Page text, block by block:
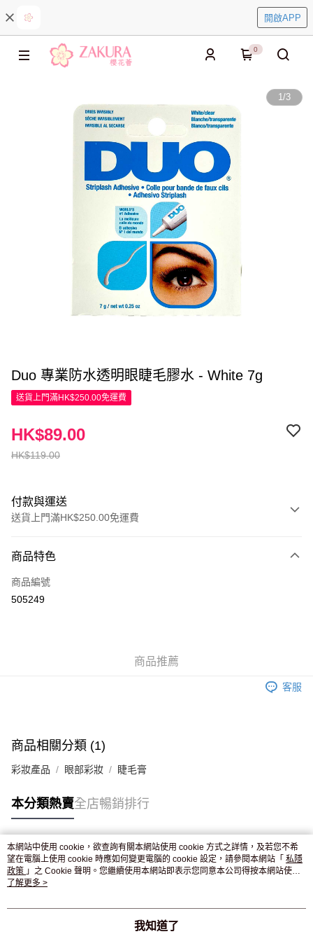
開啟APP
0
1/3
Duo 專業防水透明眼睫毛膠水 - White 7g
送貨上門滿HK$250.00免運費
HK$119.00
HK$89.00
付款與運送
送貨上門滿HK$250.00免運費
信用卡
Apple Pay
商品特色
商品編號
505249
商品推薦
客服
商品相關分類 (1)
彩妝產品 眼部彩妝 睫毛膏
本分類熱賣全店暢銷排行
熱門標籤
熱銷排行
本網站中使用 cookie，欲查詢有關本網站使用 cookie 方式之詳情，及若您不希
望在電腦上使用 cookie 時應如何變更電腦的 cookie 設定，請參閱本網站「 私隱
政策 」之 Cookie 聲明。您繼續使用本網站即表示您同意本公司得按本網站使用
條款之 Cookie 聲明使用 cookie。
了解更多 >
我知道了